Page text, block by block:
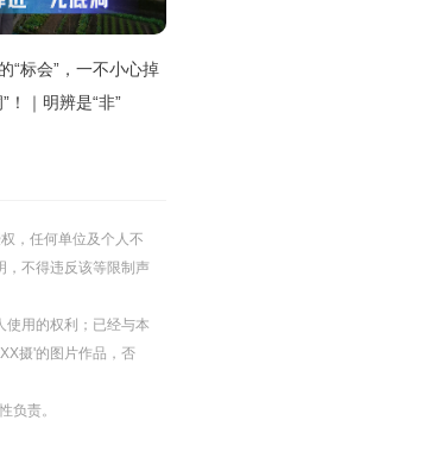
“标会”，一不小心掉
！｜明辨是“非”
，任何单位及个人不
，不得违反该等限制声
使用的权利；已经与本
摄'的图片作品，否
负责。